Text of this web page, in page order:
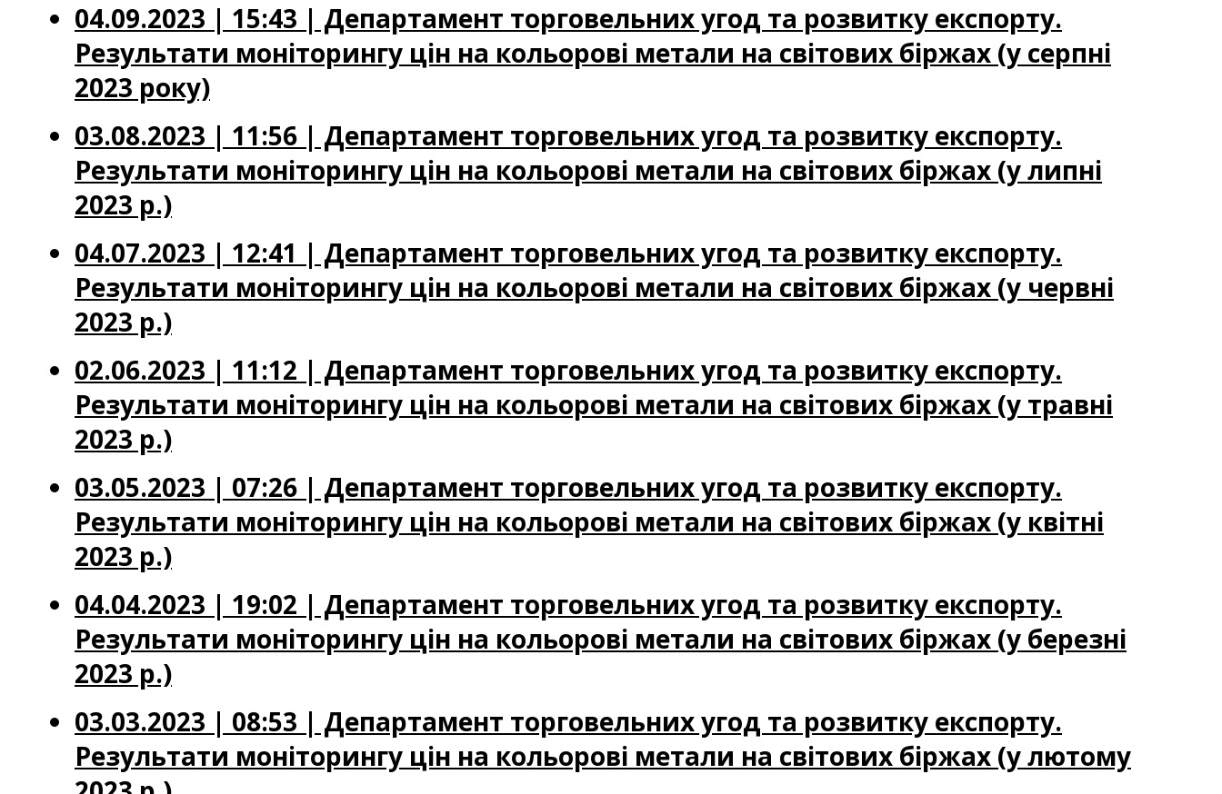
04.09.2023 | 15:43 | Департамент торговельних угод та розвитку експорту.
Результати моніторингу цін на кольорові метали на світових біржах (у серпні
2023 року)
03.08.2023 | 11:56 | Департамент торговельних угод та розвитку експорту.
Результати моніторингу цін на кольорові метали на світових біржах (у липні
2023 р.)
04.07.2023 | 12:41 | Департамент торговельних угод та розвитку експорту.
Результати моніторингу цін на кольорові метали на світових біржах (у червні
2023 р.)
02.06.2023 | 11:12 | Департамент торговельних угод та розвитку експорту.
Результати моніторингу цін на кольорові метали на світових біржах (у травні
2023 р.)
03.05.2023 | 07:26 | Департамент торговельних угод та розвитку експорту.
Результати моніторингу цін на кольорові метали на світових біржах (у квітні
2023 р.)
04.04.2023 | 19:02 | Департамент торговельних угод та розвитку експорту.
Результати моніторингу цін на кольорові метали на світових біржах (у березні
2023 р.)
03.03.2023 | 08:53 | Департамент торговельних угод та розвитку експорту.
Результати моніторингу цін на кольорові метали на світових біржах (у лютому